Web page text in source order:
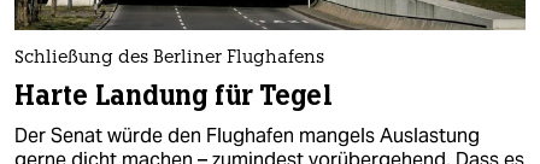
Schließung des Berliner Flughafens
Harte Landung für Tegel
Der Senat würde den Flughafen mangels Auslastung